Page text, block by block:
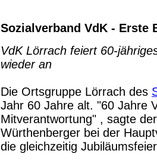
Sozialverband VdK - Erste
VdK Lörrach feiert 60-
wieder an
Die Ortsgruppe Lörrach des
Jahr 60 Jahre alt. "60 Jahre
Mitverantwortung" , sagte
Würthenberger bei der
die gleichzeitig